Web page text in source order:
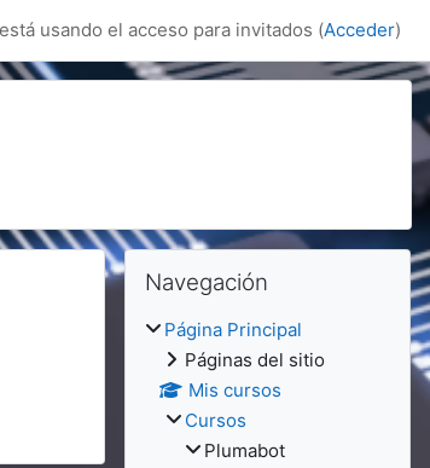
usando el acceso para invitados (Acceder)
Bloques
Bloques
Salta Navegación
Navegación
Página Principal
Páginas del sitio
Mis cursos
Cursos
Plumabot